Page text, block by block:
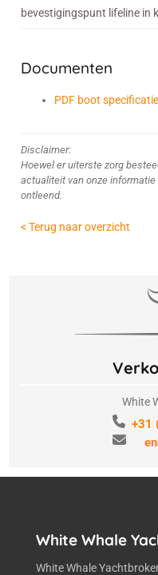
bevestigingspunt lifeline in
Documenten
PDF boot
Disclaimer:
Hoewel er uiterste zorg
actualiteit van onze
ontleend.
< Terug naar overzicht
White
+31
White Whale
White Whale